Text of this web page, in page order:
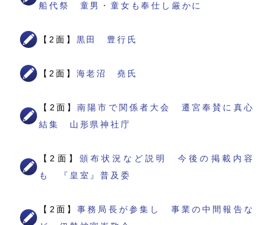
船代祭 童男・童女も奉仕し厳かに
【2面】 黒田 豊行氏
【2面】 海老沼 堯氏
【2面】南陽市で関係者大会 遷宮奉賛に真心
結集 山形県神社庁
【2面】 頒布状況など説明 今後の掲載内容
も 『皇室』普及委
【2面】事務局長が参集し 事業の中間報告な